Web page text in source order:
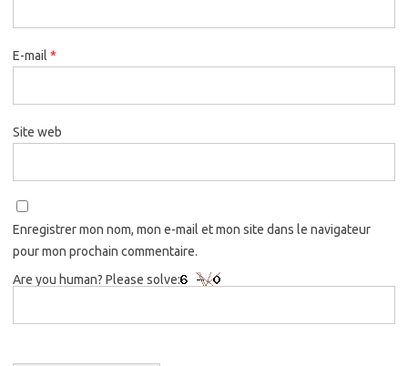
E-mail *
Site web
Enregistrer mon nom, mon e-mail et mon site dans le navigateur
pour mon prochain commentaire.
Are you human? Please solve: